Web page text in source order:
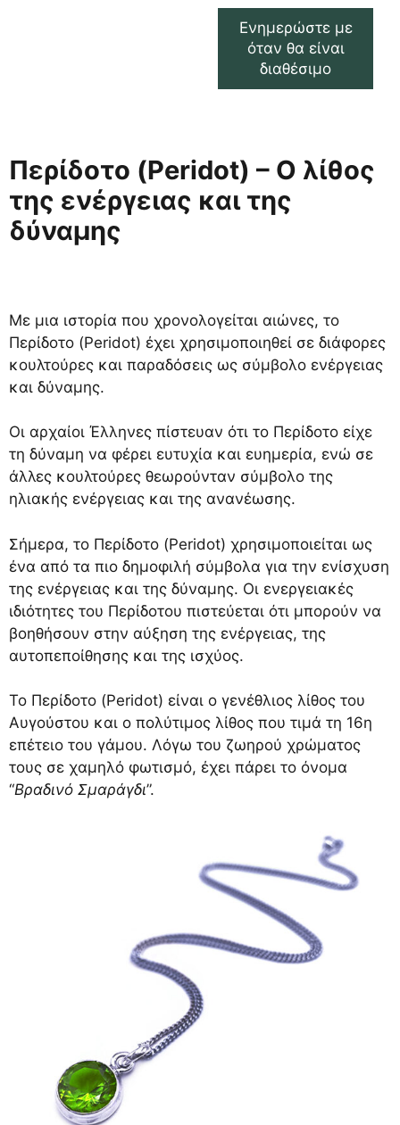
Ενημερώστε με
όταν θα είναι
διαθέσιμο
Περίδοτο (Peridot) – Ο λίθος
της ενέργειας και της
δύναμης
Με μια ιστορία που χρονολογείται αιώνες, το
Περίδοτο (Peridot) έχει χρησιμοποιηθεί σε διάφορες
κουλτούρες και παραδόσεις ως σύμβολο ενέργειας
και δύναμης.
Οι αρχαίοι Έλληνες πίστευαν ότι το Περίδοτο είχε
τη δύναμη να φέρει ευτυχία και ευημερία, ενώ σε
άλλες κουλτούρες θεωρούνταν σύμβολο της
ηλιακής ενέργειας και της ανανέωσης.
Σήμερα, το Περίδοτο (Peridot) χρησιμοποιείται ως
ένα από τα πιο δημοφιλή σύμβολα για την ενίσχυση
της ενέργειας και της δύναμης. Οι ενεργειακές
ιδιότητες του Περίδοτου πιστεύεται ότι μπορούν να
βοηθήσουν στην αύξηση της ενέργειας, της
αυτοπεποίθησης και της ισχύος.
Το Περίδοτο (Peridot) είναι ο γενέθλιος λίθος του
Αυγούστου και ο πολύτιμος λίθος που τιμά τη 16η
επέτειο του γάμου. Λόγω του ζωηρού χρώματος
τους σε χαμηλό φωτισμό, έχει πάρει το όνομα
“Βραδινό Σμαράγδι”.